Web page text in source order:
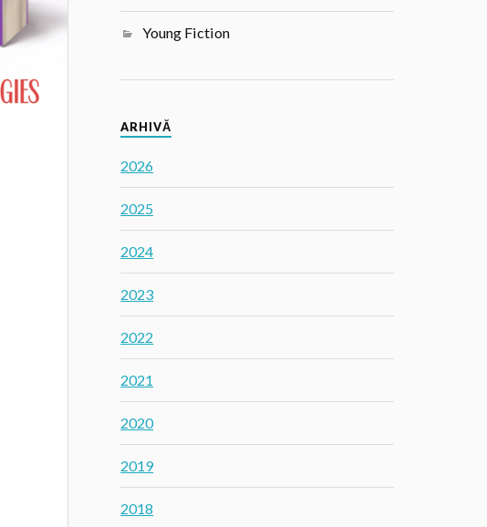
Young Fiction
ARHIVĂ
2026
2025
2024
2023
2022
2021
2020
2019
2018